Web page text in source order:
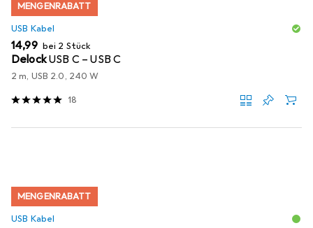
MENGENRABATT
USB Kabel
EUR
14,99 bei 2 Stück
DelockUSB C – USB C
2 m, USB 2.0, 240 W
18
MENGENRABATT
USB Kabel